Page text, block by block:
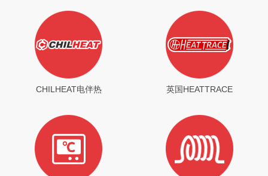
CHILHEAT电伴热 英国HEATTRACE